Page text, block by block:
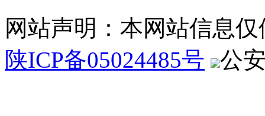
网站声明：本网站信息
陕ICP备05024485号
公